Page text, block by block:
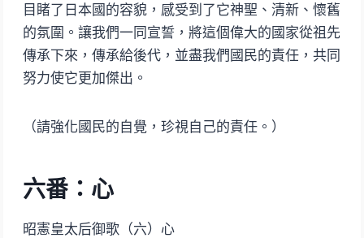
目睹了日本國的容貌，感受到了它神聖、清新、懷舊
的氛圍。讓我們一同宣誓，將這個偉大的國家從祖先
傳承下來，傳承給後代，並盡我們國民的責任，共同
努力使它更加傑出。
（請強化國民的自覺，珍視自己的責任。）
六番：心
昭憲皇太后御歌（六）心